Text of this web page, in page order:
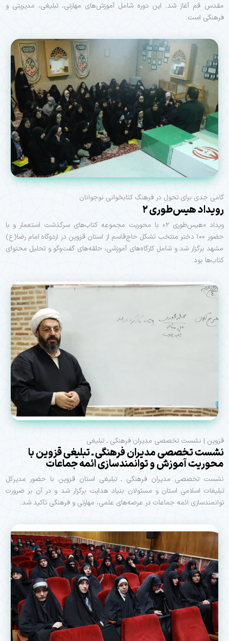
مقدس قم آغاز شد. این دوره شامل آموزش‌های مهارتی، تبلیغی، مدیریتی و
فرهنگی است.
گامی جدی برای تحول در فرهنگ کتابخوانی نوجوانان
رویداد هیس‌طوری ۲
ویداد «هیس‌طوری ۲» با محوریت مجموعه کتاب‌های سرگذشت استعمار و با
حضور ۱۰۰ دختر منتخب تشکل حاج‌قاسم از استان قزوین در اردوگاه امام رضا(ع)
مشهد برگزار شد و شامل کارگاه‌های آموزشی، حلقه‌های گفت‌وگو و تحلیل محتوای
کتاب‌ها بود.
قزوین | نشست تخصصی مدیران فرهنگی ـ تبلیغی
نشست تخصصی مدیران فرهنگی ـ تبلیغی قزوین با
محوریت آموزش و توانمندسازی ائمه جماعات
نشست تخصصی مدیران فرهنگی ـ تبلیغی استان قزوین با حضور مدیرکل
تبلیغات اسلامی استان و مسئولان بنیاد هدایت برگزار شد و در آن بر ضرورت
توانمندسازی ائمه جماعات در عرصه‌های علمی، مهارتی و فرهنگی تأکید شد.